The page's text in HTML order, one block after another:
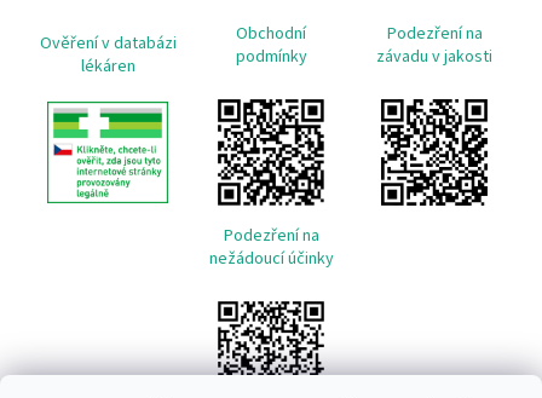
Ověření v databázi
lékáren
Obchodní
podmínky
Podezření na
závadu v jakosti
Podezření na
nežádoucí účinky